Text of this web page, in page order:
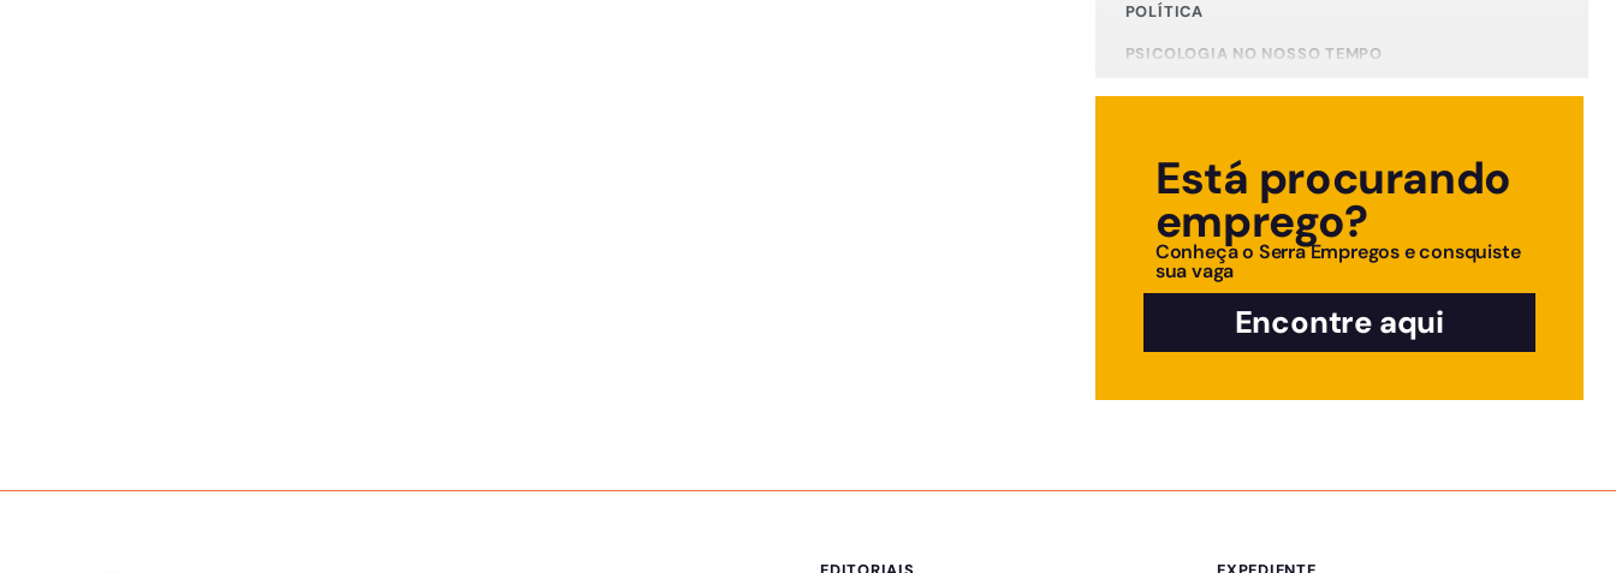
POLÍTICA
PSICOLOGIA NO NOSSO TEMPO
PUBLICIDADE LEGAL
TEMPO DE CUIDAR DE SI
TEMPO NOVO MOTOR
Está procurando
emprego?
Conheça o Serra Empregos e consquiste
sua vaga
Encontre aqui